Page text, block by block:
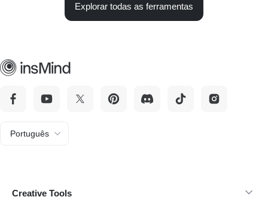
Explorar todas as ferramentas
Português
Creative Tools